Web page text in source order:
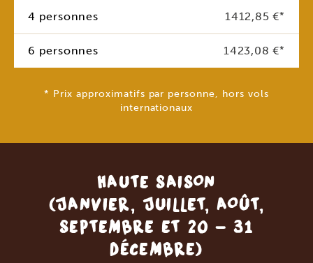
4 personnes 1412,85 €*
6 personnes 1423,08 €*
* Prix approximatifs par personne, hors vols
internationaux
HAUTE SAISON
(JANVIER, JUILLET, AOÛT,
SEPTEMBRE ET 20 - 31
DÉCEMBRE)